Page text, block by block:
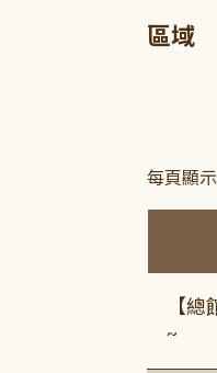
區域
每頁顯示
【
~